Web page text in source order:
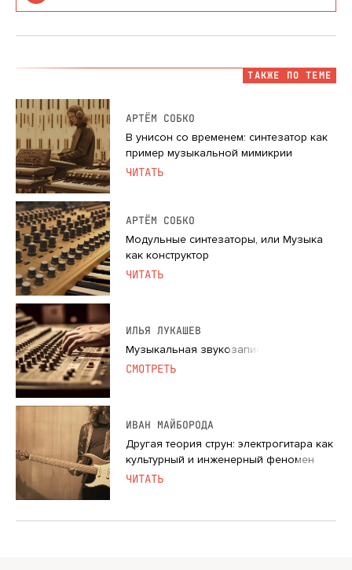
ТАКЖЕ ПО ТЕМЕ
АРТЁМ СОБКО
В унисон со временем: синтезатор как
пример музыкальной мимикрии
ЧИТАТЬ
АРТЁМ СОБКО
Модульные синтезаторы, или Музыка
как конструктор
ЧИТАТЬ
ИЛЬЯ ЛУКАШЕВ
Музыкальная звукозапись
СМОТРЕТЬ
ИВАН МАЙБОРОДА
Другая теория струн: электрогитара как
культурный и инженерный феномен
ЧИТАТЬ